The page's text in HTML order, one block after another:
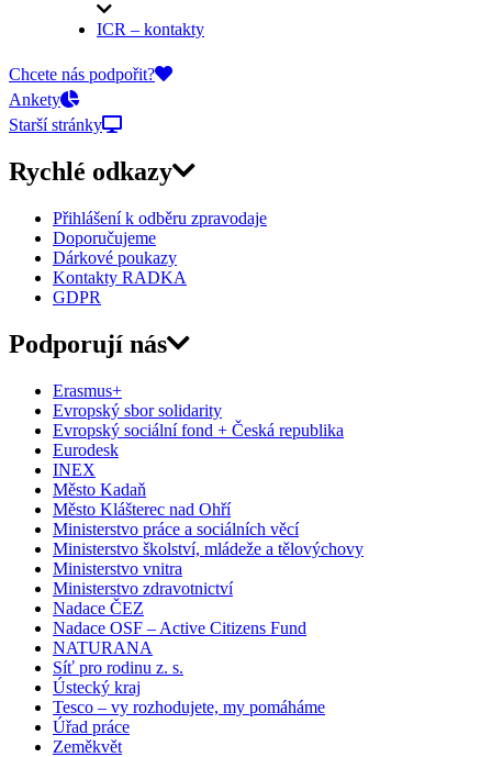
ICR – kontakty
On-line přihlášky
Chcete nás podpořit?
Ankety
Starší stránky
Rychlé odkazy
Přihlášení k odběru zpravodaje
Doporučujeme
Dárkové poukazy
Kontakty RADKA
GDPR
Podporují nás
Erasmus+
Evropský sbor solidarity
Evropský sociální fond + Česká republika
Eurodesk
INEX
Město Kadaň
Město Klášterec nad Ohří
Ministerstvo práce a sociálních věcí
Ministerstvo školství, mládeže a tělovýchovy
Ministerstvo vnitra
Ministerstvo zdravotnictví
Nadace ČEZ
Nadace OSF – Active Citizens Fund
NATURANA
Síť pro rodinu z. s.
Ústecký kraj
Tesco – vy rozhodujete, my pomáháme
Úřad práce
Zeměkvět